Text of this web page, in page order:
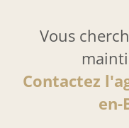
Vous
Contactez
en-